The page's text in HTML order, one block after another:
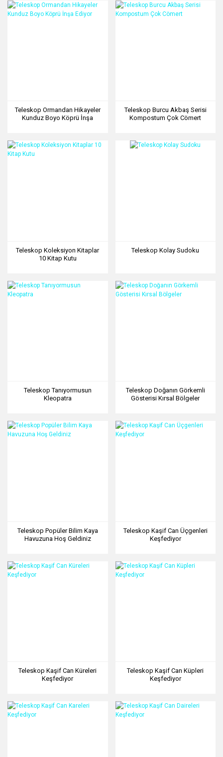
Teleskop Ormandan Hikayeler
Kunduz Boyo Köprü İnşa
Teleskop Burcu Akbaş Serisi
Kompostum Çok Cömert
Teleskop Koleksiyon Kitaplar
10 Kitap Kutu
Teleskop Kolay Sudoku
Teleskop Tanıyormusun
Kleopatra
Teleskop Doğanın Görkemli
Gösterisi Kırsal Bölgeler
Teleskop Popüler Bilim Kaya
Havuzuna Hoş Geldiniz
Teleskop Kaşif Can Üçgenleri
Keşfediyor
Teleskop Kaşif Can Küreleri
Keşfediyor
Teleskop Kaşif Can Küpleri
Keşfediyor